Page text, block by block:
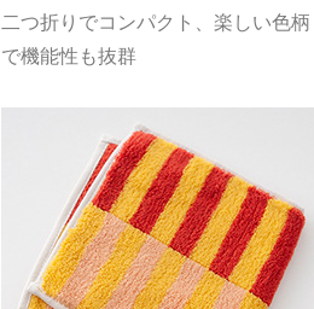
二つ折りでコンパクト、楽しい色柄
で機能性も抜群